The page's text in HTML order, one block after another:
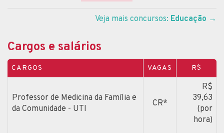
Veja mais concursos: Educação →
Cargos e salários
CARGOS VAGAS R$
Professor de Medicina da Família e
da Comunidade - UTI
CR*
R$
39,63
(por
hora)